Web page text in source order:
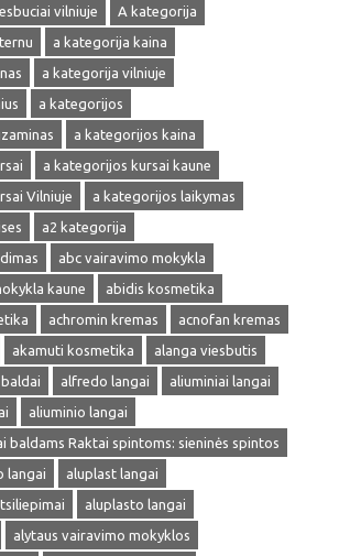
vilniuje
A kategorija
a kategorija kaina
a kategorija vilniuje
a kategorijos
a kategorijos kaina
a kategorijos kursai kaune
Vilniuje
a kategorijos laikymas
a2 kategorija
abc vairavimo mokykla
kaune
abidis kosmetika
achromin kremas
acnofan kremas
akamuti kosmetika
alanga viesbutis
alfredo langai
aliuminiai langai
aliuminio langai
baldams Raktai spintoms: sieninės spintos
langai
aluplast langai
aluplasto langai
alytaus vairavimo mokyklos